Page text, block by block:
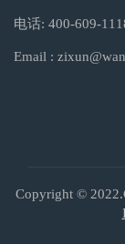
电话: 400-609-
Email :
Copyright ©